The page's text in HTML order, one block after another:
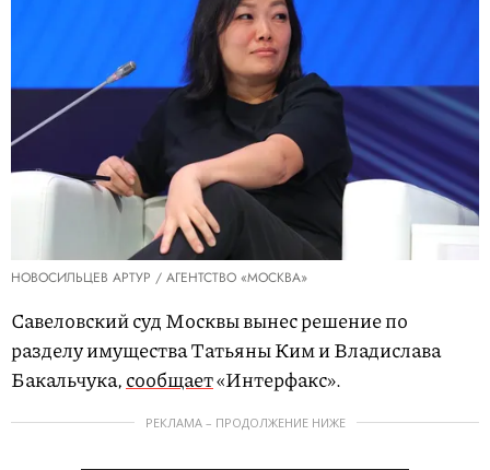
НОВОСИЛЬЦЕВ АРТУР / АГЕНТСТВО «МОСКВА»
Савеловский суд Москвы вынес решение по
разделу имущества Татьяны Ким и Владислава
Бакальчука,сообщает«Интерфакс».
РЕКЛАМА – ПРОДОЛЖЕНИЕ НИЖЕ